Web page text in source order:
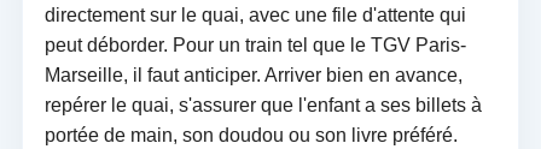
directement sur le quai, avec une file d'attente qui
peut déborder. Pour un train tel que le TGV Paris-
Marseille, il faut anticiper. Arriver bien en avance,
repérer le quai, s'assurer que l'enfant a ses billets à
portée de main, son doudou ou son livre préféré.